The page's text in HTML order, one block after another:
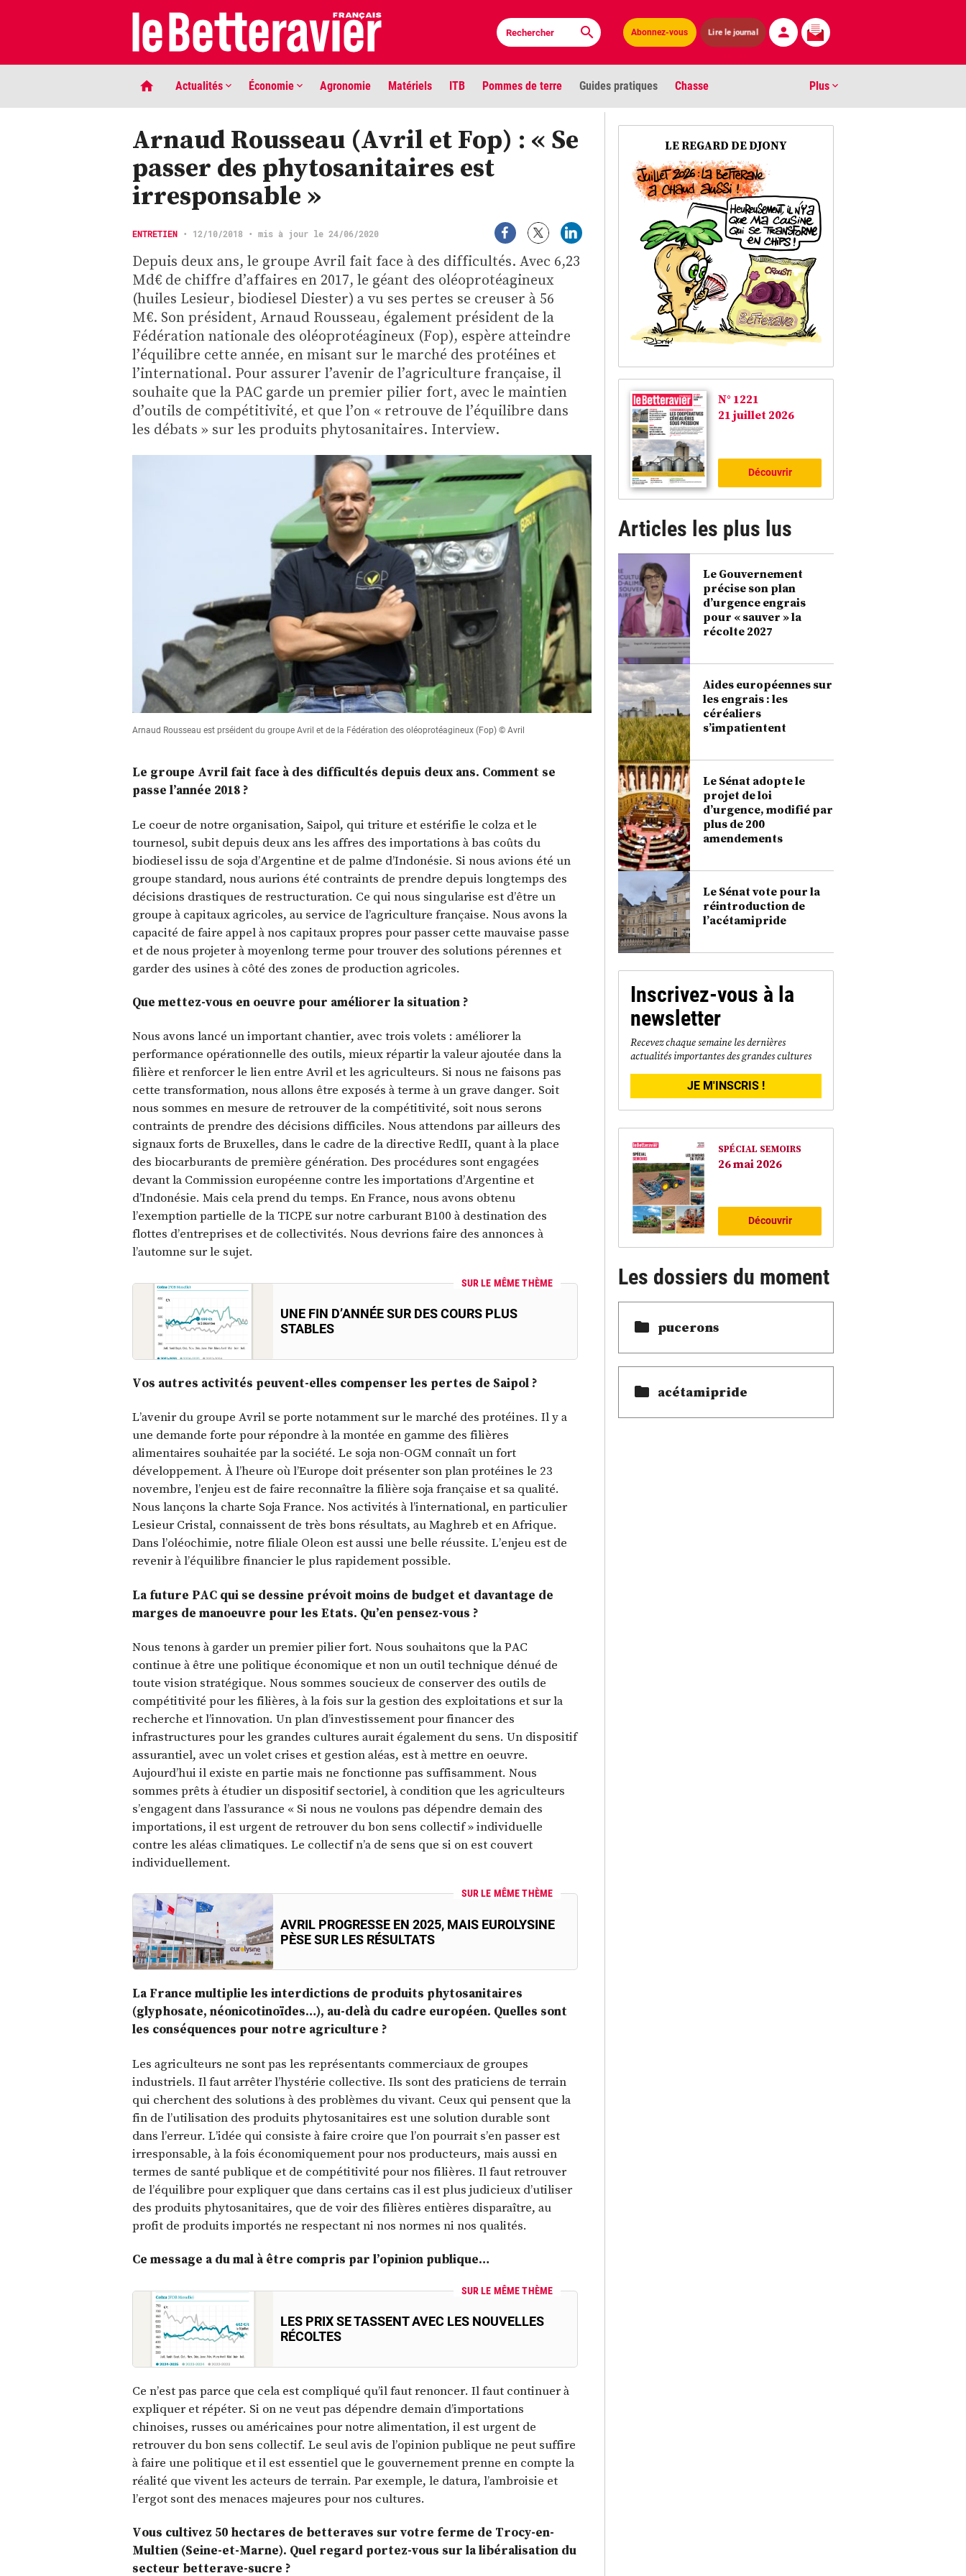
Abonnez-vous Lire le journal
Actualités Économie Agronomie Matériels ITB Pommes de terre Guides pratiques Chasse Plus
LIGNE DE MIRE
Phaco quand tu nous tiens …
LIGNE DE MIRE
Les louvetiers devant le Parlement
PLUS
Anciens numéros
Biocarburants
Environnement
Vidéos
Contact
Arnaud Rousseau (Avril et Fop) : « Se
passer des phytosanitaires est
irresponsable »
ENTRETIEN • 12/10/2018 • mis à jour le 24/06/2020
Depuis deux ans, le groupe Avril fait face à des difficultés. Avec 6,23
Md€ de chiffre d’affaires en 2017, le géant des oléoprotéagineux
(huiles Lesieur, biodiesel Diester) a vu ses pertes se creuser à 56
M€. Son président, Arnaud Rousseau, également président de la
Fédération nationale des oléoprotéagineux (Fop), espère atteindre
l’équilibre cette année, en misant sur le marché des protéines et
l’international. Pour assurer l’avenir de l’agriculture française, il
souhaite que la PAC garde un premier pilier fort, avec le maintien
d’outils de compétitivité, et que l’on « retrouve de l’équilibre dans
les débats » sur les produits phytosanitaires. Interview.
Arnaud Rousseau est prséident du groupe Avril et de la Fédération des oléoprotéagineux (Fop) © Avril
Le groupe Avril fait face à des difficultés depuis deux ans. Comment se
passe l’année 2018 ?
Le coeur de notre organisation, Saipol, qui triture et estérifie le colza et le
tournesol, subit depuis deux ans les affres des importations à bas coûts du
biodiesel issu de soja d’Argentine et de palme d’Indonésie. Si nous avions été un
groupe standard, nous aurions été contraints de prendre depuis longtemps des
décisions drastiques de restructuration. Ce qui nous singularise est d’être un
groupe à capitaux agricoles, au service de l’agriculture française. Nous avons la
capacité de faire appel à nos capitaux propres pour passer cette mauvaise passe
et de nous projeter à moyenlong terme pour trouver des solutions pérennes et
garder des usines à côté des zones de production agricoles.
Que mettez-vous en oeuvre pour améliorer la situation ?
Nous avons lancé un important chantier, avec trois volets : améliorer la
performance opérationnelle des outils, mieux répartir la valeur ajoutée dans la
filière et renforcer le lien entre Avril et les agriculteurs. Si nous ne faisons pas
cette transformation, nous allons être exposés à terme à un grave danger. Soit
nous sommes en mesure de retrouver de la compétitivité, soit nous serons
contraints de prendre des décisions difficiles. Nous attendons par ailleurs des
signaux forts de Bruxelles, dans le cadre de la directive RedII, quant à la place
des biocarburants de première génération. Des procédures sont engagées
devant la Commission européenne contre les importations d’Argentine et
d’Indonésie. Mais cela prend du temps. En France, nous avons obtenu
l’exemption partielle de la TICPE sur notre carburant B100 à destination des
flottes d’entreprises et de collectivités. Nous devrions faire des annonces à
l’automne sur le sujet.
SUR LE MÊME THÈME
UNE FIN D’ANNÉE SUR DES COURS PLUS
STABLES
Vos autres activités peuvent-elles compenser les pertes de Saipol ?
L’avenir du groupe Avril se porte notamment sur le marché des protéines. Il y a
une demande forte pour répondre à la montée en gamme des filières
alimentaires souhaitée par la société. Le soja non-OGM connaît un fort
développement. À l’heure où l’Europe doit présenter son plan protéines le 23
novembre, l’enjeu est de faire reconnaître la filière soja française et sa qualité.
Nous lançons la charte Soja France. Nos activités à l’international, en particulier
Lesieur Cristal, connaissent de très bons résultats, au Maghreb et en Afrique.
Dans l’oléochimie, notre filiale Oleon est aussi une belle réussite. L’enjeu est de
revenir à l’équilibre financier le plus rapidement possible.
La future PAC qui se dessine prévoit moins de budget et davantage de
marges de manoeuvre pour les Etats. Qu’en pensez-vous ?
Nous tenons à garder un premier pilier fort. Nous souhaitons que la PAC
continue à être une politique économique et non un outil technique dénué de
toute vision stratégique. Nous sommes soucieux de conserver des outils de
compétitivité pour les filières, à la fois sur la gestion des exploitations et sur la
recherche et l’innovation. Un plan d’investissement pour financer des
infrastructures pour les grandes cultures aurait également du sens. Un dispositif
assurantiel, avec un volet crises et gestion aléas, est à mettre en oeuvre.
Aujourd’hui il existe en partie mais ne fonctionne pas suffisamment. Nous
sommes prêts à étudier un dispositif sectoriel, à condition que les agriculteurs
s’engagent dans l’assurance « Si nous ne voulons pas dépendre demain des
importations, il est urgent de retrouver du bon sens collectif » individuelle
contre les aléas climatiques. Le collectif n’a de sens que si on est couvert
individuellement.
SUR LE MÊME THÈME
AVRIL PROGRESSE EN 2025, MAIS EUROLYSINE
PÈSE SUR LES RÉSULTATS
La France multiplie les interdictions de produits phytosanitaires
(glyphosate, néonicotinoïdes…), au-delà du cadre européen. Quelles sont
les conséquences pour notre agriculture ?
Les agriculteurs ne sont pas les représentants commerciaux de groupes
industriels. Il faut arrêter l’hystérie collective. Ils sont des praticiens de terrain
qui cherchent des solutions à des problèmes du vivant. Ceux qui pensent que la
fin de l’utilisation des produits phytosanitaires est une solution durable sont
dans l’erreur. L’idée qui consiste à faire croire que l’on pourrait s’en passer est
irresponsable, à la fois économiquement pour nos producteurs, mais aussi en
termes de santé publique et de compétitivité pour nos filières. Il faut retrouver
de l’équilibre pour expliquer que dans certains cas il est plus judicieux d’utiliser
des produits phytosanitaires, que de voir des filières entières disparaître, au
profit de produits importés ne respectant ni nos normes ni nos qualités.
Ce message a du mal à être compris par l’opinion publique…
SUR LE MÊME THÈME
LES PRIX SE TASSENT AVEC LES NOUVELLES
RÉCOLTES
Ce n’est pas parce que cela est compliqué qu’il faut renoncer. Il faut continuer à
expliquer et répéter. Si on ne veut pas dépendre demain d’importations
chinoises, russes ou américaines pour notre alimentation, il est urgent de
retrouver du bon sens collectif. Le seul avis de l’opinion publique ne peut suffire
à faire une politique et il est essentiel que le gouvernement prenne en compte la
réalité que vivent les acteurs de terrain. Par exemple, le datura, l’ambroisie et
l’ergot sont des menaces majeures pour nos cultures.
Vous cultivez 50 hectares de betteraves sur votre ferme de Trocy-en-
Multien (Seine-et-Marne). Quel regard portez-vous sur la libéralisation du
secteur betterave-sucre ?
LE REGARD DE DJONY
N° 1221
21 juillet 2026
Découvrir
Articles les plus lus
Le Gouvernement
précise son plan
d’urgence engrais
pour « sauver » la
récolte 2027
Aides européennes sur
les engrais : les
céréaliers
s’impatientent
Le Sénat adopte le
projet de loi
d’urgence, modifié par
plus de 200
amendements
Le Sénat vote pour la
réintroduction de
l’acétamipride
Inscrivez-vous à la
newsletter
Recevez chaque semaine les dernières
actualités importantes des grandes cultures
JE M'INSCRIS !
SPÉCIAL SEMOIRS
26 mai 2026
Découvrir
Les dossiers du moment
pucerons
acétamipride